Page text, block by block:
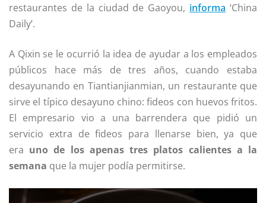
restaurantes de la ciudad de Gaoyou, informa ‘China
Daily’.
A Qixin se le ocurrió la idea de ayudar a los empleados
públicos hace más de tres años, cuando estaba
desayunando en Tiantianjianmian, un restaurante que
sirve el típico desayuno chino: fideos con huevos fritos.
El empresario vio a una barrendera que pidió un
servicio extra de fideos para llenarse bien, ya que
era uno de los apenas tres platos calientes a la
semana que la mujer podía permitirse.